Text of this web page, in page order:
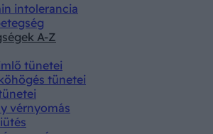
intolerancia
A-Z
tünetei
tünetei
vérnyomás